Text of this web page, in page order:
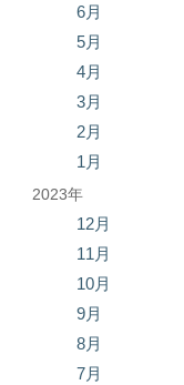
6月
5月
4月
3月
2月
1月
2023年
12月
11月
10月
9月
8月
7月